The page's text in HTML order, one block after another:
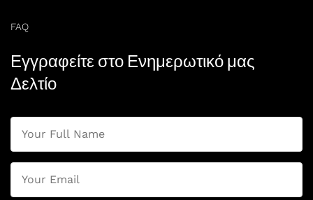
FAQ
Εγγραφείτε στο Ενημερωτικό μας
Δελτίο